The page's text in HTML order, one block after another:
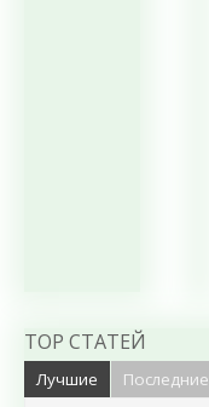
TOP СТАТЕЙ
Лучшие Последние